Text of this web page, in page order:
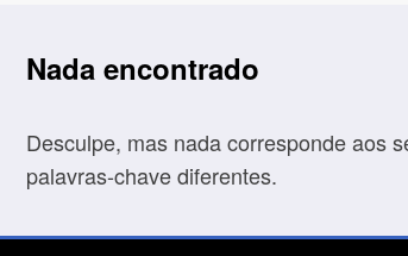
Nada encontrado
Desculpe, mas nada corresponde aos
palavras-chave diferentes.